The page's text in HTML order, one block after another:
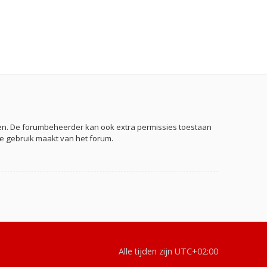
De forumbeheerder kan ook extra permissies toestaan
gebruik maakt van het forum.
Alle tijden zijn UTC+02:00